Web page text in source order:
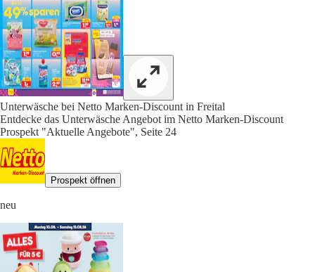
Unterwäsche bei Netto Marken-Discount in Freital
Entdecke das Unterwäsche Angebot im Netto Marken-Discount
Prospekt "Aktuelle Angebote", Seite 24
Prospekt öffnen
neu